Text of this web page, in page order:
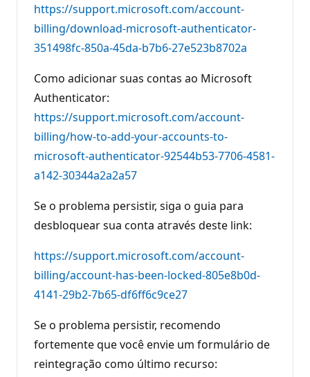
https://support.microsoft.com/account-
billing/download-microsoft-authenticator-
351498fc-850a-45da-b7b6-27e523b8702a
Como adicionar suas contas ao Microsoft
Authenticator:
https://support.microsoft.com/account-
billing/how-to-add-your-accounts-to-
microsoft-authenticator-92544b53-7706-4581-
a142-30344a2a2a57
Se o problema persistir, siga o guia para
desbloquear sua conta através deste link:
https://support.microsoft.com/account-
billing/account-has-been-locked-805e8b0d-
4141-29b2-7b65-df6ff6c9ce27
Se o problema persistir, recomendo
fortemente que você envie um formulário de
reintegração como último recurso: